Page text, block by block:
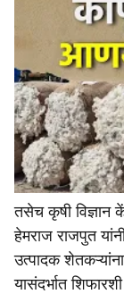
तसेच कृषी विज्ञान
हेमराज राजपुत
उत्पादक
यासंदर्भात